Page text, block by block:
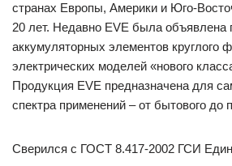
странах Европы, Америки и Юго-
20 лет. Недавно EVE была объявлена
аккумуляторных элементов круглого
электрических моделей «нового
Продукция EVE предназначена для
спектра применений – от бытового до
Сверился с ГОСТ 8.417-2002 ГСИ